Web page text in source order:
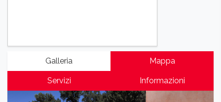
Galleria Mappa
Servizi Informazioni